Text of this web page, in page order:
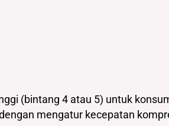
(bintang 4 atau 5) untuk
mengatur kecepatan